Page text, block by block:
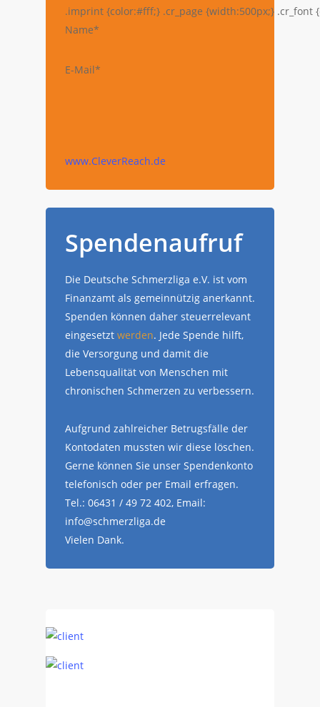
.imprint {color:#fff;} .cr_page {width:500px;} .cr_font
Name*
E-Mail*
www.CleverReach.de
Spendenaufruf
Die Deutsche Schmerzliga e.V. ist vom
Finanzamt als gemeinnützig anerkannt.
Spenden können daher steuerrelevant
eingesetzt werden. Jede Spende hilft,
die Versorgung und damit die
Lebensqualität von Menschen mit
chronischen Schmerzen zu verbessern.
Aufgrund zahlreicher Betrugsfälle der
Kontodaten mussten wir diese löschen.
Gerne können Sie unser Spendenkonto
telefonisch oder per Email erfragen.
Tel.: 06431 / 49 72 402, Email:
info@schmerzliga.de
Vielen Dank.